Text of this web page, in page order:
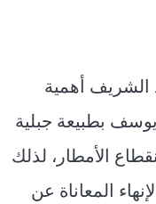
أهمية
بطبيعة جبلية
الأمطار، لذلك
المعاناة عن